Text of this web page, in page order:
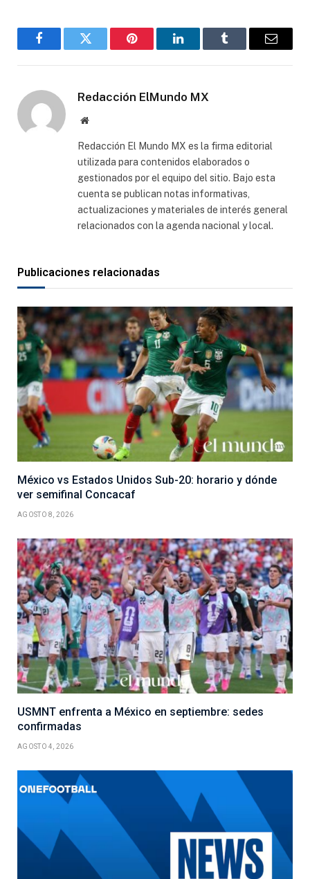
FacebookGorjeo Pinterest LinkedInTumblr
Correo
Redacción ElMundo MX
Sitio
Redacción El Mundo MX es la firma editorial
utilizada para contenidos elaborados o
gestionados por el equipo del sitio. Bajo esta
cuenta se publican notas informativas,
actualizaciones y materiales de interés general
relacionados con la agenda nacional y local.
Publicaciones relacionadas
México vs Estados Unidos Sub-20: horario y dónde
ver semifinal Concacaf
AGOSTO 8, 2026
USMNT enfrenta a México en septiembre: sedes
confirmadas
AGOSTO 4, 2026